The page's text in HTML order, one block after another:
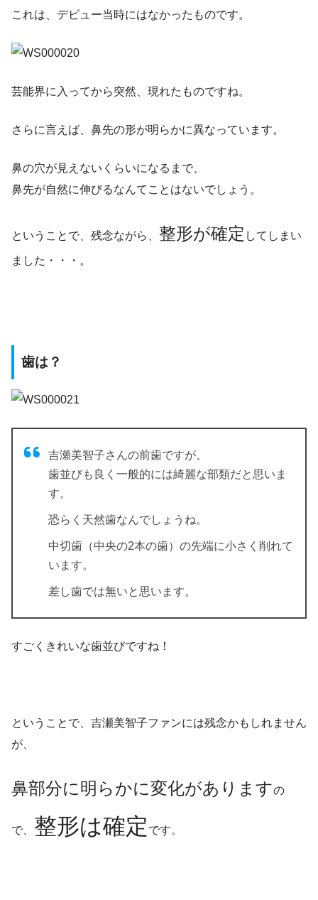
これは、デビュー当時にはなかったものです。
芸能界に入ってから突然、現れたものですね。
さらに言えば、鼻先の形が明らかに異なっています。
鼻の穴が見えないくらいになるまで、
鼻先が自然に伸びるなんてことはないでしょう。
ということで、残念ながら、 整形が確定 してしまい
ました・・・。
歯は？
吉瀬美智子さんの前歯ですが、
歯並びも良く一般的には綺麗な部類だと思いま
す。
恐らく天然歯なんでしょうね。
中切歯（中央の2本の歯）の先端に小さく削れて
います。
差し歯では無いと思います。
すごくきれいな歯並びですね！
ということで、吉瀬美智子ファンには残念かもしれません
が、
鼻部分に明らかに変化がありますの
で、 整形は確定 です。